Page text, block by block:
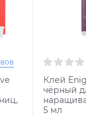
Клей
чёрный
5 мл